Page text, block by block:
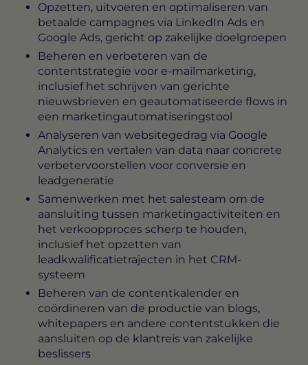
Opzetten, uitvoeren en optimaliseren van
betaalde campagnes via LinkedIn Ads en
Google Ads, gericht op zakelijke doelgroepen
Beheren en verbeteren van de
contentstrategie voor e-mailmarketing,
inclusief het schrijven van gerichte
nieuwsbrieven en geautomatiseerde flows in
een marketingautomatiseringstool
Analyseren van websitegedrag via Google
Analytics en vertalen van data naar concrete
verbetervoorstellen voor conversie en
leadgeneratie
Samenwerken met het salesteam om de
aansluiting tussen marketingactiviteiten en
het verkoopproces scherp te houden,
inclusief het opzetten van
leadkwalificatietrajecten in het CRM-
systeem
Beheren van de contentkalender en
coördineren van de productie van blogs,
whitepapers en andere contentstukken die
aansluiten op de klantreis van zakelijke
beslissers